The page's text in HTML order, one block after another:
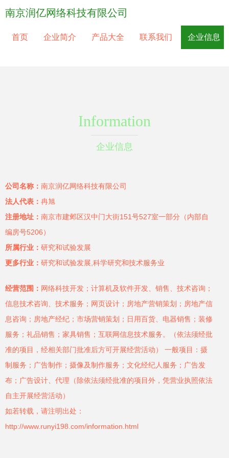
南京润亿网络科技有限公司
首页 企业简介 产品大全 联系我们 企业信息
Information
企业信息
公司名称： 南京润亿网络科技有限公司
法人代表： 冉旭
注册地址： 南京市建邺区汉中门大街151号527室一部分（内部自
编房号5206）
所属行业： 研究和试验发展
更多行业： 研究和试验发展,科学研究和技术服务业
经营范围： 网络科技开发；计算机及软件开发、销售、技术咨询；
信息技术咨询、技术服务；网页设计；房地产营销策划；房地产信
息咨询；房地产经纪；市场营销策划；日用百货、电器销售；装修
服务；礼品销售；家具销售；互联网信息技术服务。（依法须经批
准的项目，经相关部门批准后方可开展经营活动） 一般项目：摄
制服务；广告制作；摄像及制作服务；文化经纪人服务；广告发
布；广告设计、代理（除依法须经批准的项目外，凭营业执照依法
自主开展经营活动）
如若转载，请注明出处：
http://www.runyi198.com/information.html